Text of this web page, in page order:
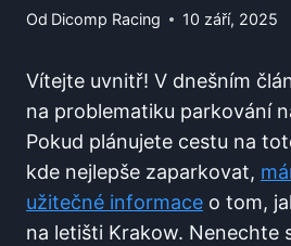
Od Dicomp Racing 10 září, 2025
Vítejte uvnitř! V ‌dnešním⁢
na⁢ problematiku parkování
Pokud⁤ plánujete cestu ⁤na
kde nejlepše zaparkovat,
užitečné informace ⁢o ⁢tom,
na letišti Krakow.⁣ Nenechte